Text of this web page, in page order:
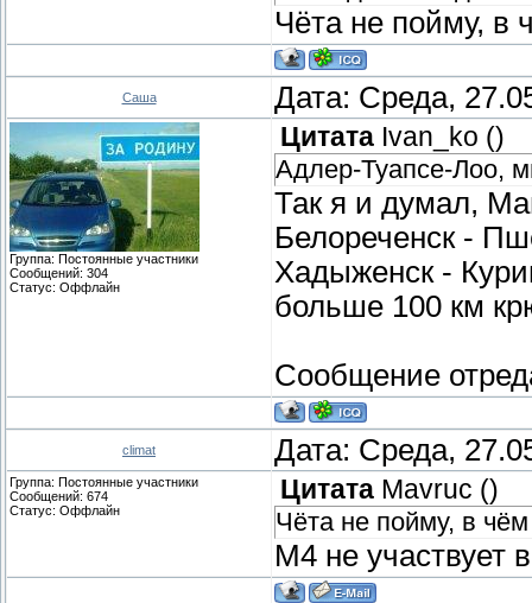
Чёта не пойму, в
Саша Дата: Среда,
Группа: Постоянные участники
Сообщений: 304
Статус: Оффлайн
Цитата Ivan_ko ()
Адлер-Туапсе-Лоо,
Так я и думал,
Белореченск -
Хадыженск -
больше 100 км
Сообщение
climat Дата: Среда,
Группа: Постоянные участники
Сообщений: 674
Статус: Оффлайн
Цитата Mavruc ()
Чёта не пойму, в
М4 не участвует